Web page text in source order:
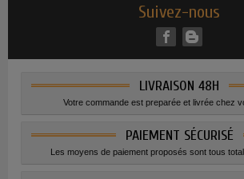
Suivez-nous
LIVRAISON 48H
Votre commande est preparée et livrée chez
PAIEMENT SÉCURISÉ
Les moyens de paiement proposés sont tous